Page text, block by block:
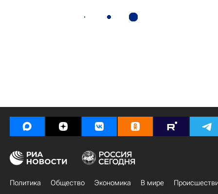
Политика Общество Экономика В мире